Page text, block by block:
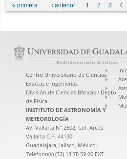
Páginas
« primera ‹ anterior 1 2 3 4
Centro Universitario de Ciencias
Exactas e Ingenierías
División de Ciencias Básicas / Depto.
de Física
INSTITUTO DE ASTRONOMÍA Y
METEOROLOGÍA
Av. Vallarta N° 2602, Col. Arcos
Vallarta C.P. 44130
Guadalajara, Jalisco, México.
Teléfono(s) (33) 13 78 59 00 EXT